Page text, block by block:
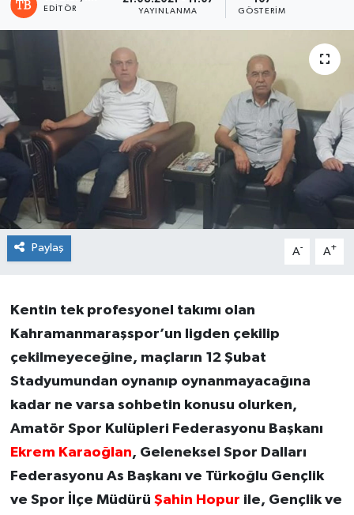
EDITÖR YAYINLANMA GÖSTERIM
Paylaş A- A+
Kentin tek profesyonel takımı olan
Kahramanmaraşspor’un ligden çekilip
çekilmeyeceğine, maçların 12 Şubat
Stadyumundan oynanıp oynanmayacağına
kadar ne varsa sohbetin konusu olurken,
Amatör Spor Kulüpleri Federasyonu Başkanı
Ekrem Karaoğlan, Geleneksel Spor Dalları
Federasyonu As Başkanı ve Türkoğlu Gençlik
ve Spor İlçe Müdürü Şahin Hopur ile, Gençlik ve